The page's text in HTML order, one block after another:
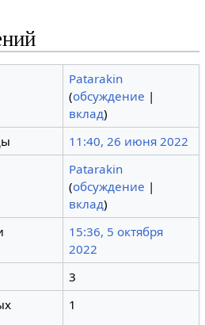
Patarakin
(обсуждение |
вклад)
11:40, 26 июня 2022
Patarakin
(обсуждение |
вклад)
15:36, 5 октября
2022
3
1